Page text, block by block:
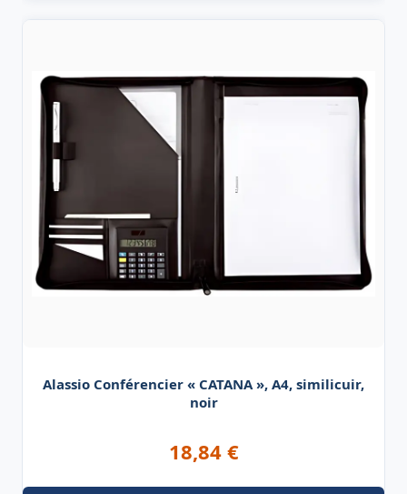
Alassio Conférencier « CATANA », A4, similicuir,
noir
18,84 €